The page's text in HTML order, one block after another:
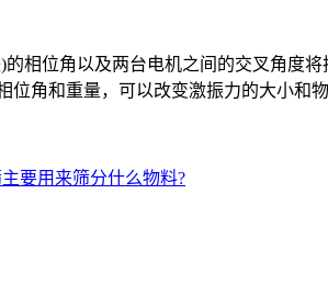
位角以及两台电机之间的交叉角度
角和重量，可以改变激振力的大小和物
要用来筛分什么物料?